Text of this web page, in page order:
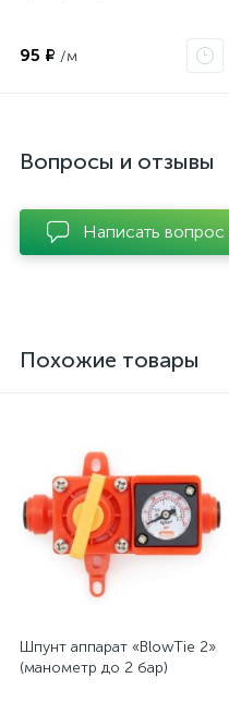
95 ₽ /м
Вопросы и отзывы
Написать вопрос
Похожие товары
Шпунт аппарат «BlowTie 2»
(манометр до 2 бар)